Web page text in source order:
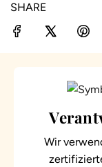
SHARE
Wir